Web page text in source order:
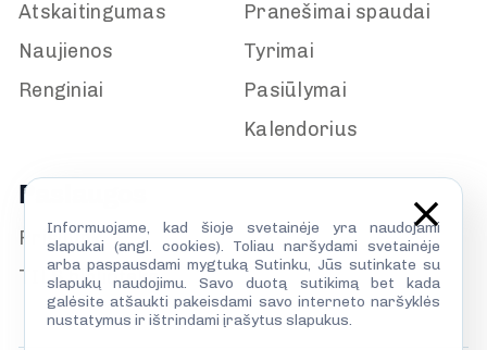
Atskaitingumas
Naujienos
Renginiai
Pranešimai spaudai
Tyrimai
Pasiūlymai
Kalendorius
Paslaugos
Prisijunk
TILS biblioteka
Informuojame, kad šioje svetainėje yra naudojami
slapukai (angl. cookies). Toliau naršydami svetainėje
arba paspausdami mygtuką Sutinku, Jūs sutinkate su
slapukų naudojimu. Savo duotą sutikimą bet kada
galėsite atšaukti pakeisdami savo interneto naršyklės
nustatymus ir ištrindami įrašytus slapukus.